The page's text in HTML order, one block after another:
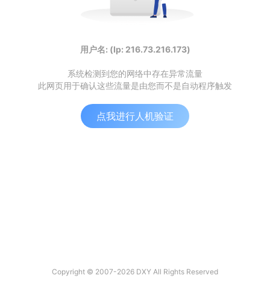
用户名: (Ip: 216.73.216.173)
系统检测到您的网络中存在异常流量
此网页用于确认这些流量是由您而不是自动程序触发
点我进行人机验证
Copyright © 2007-2026 DXY All Rights Reserved